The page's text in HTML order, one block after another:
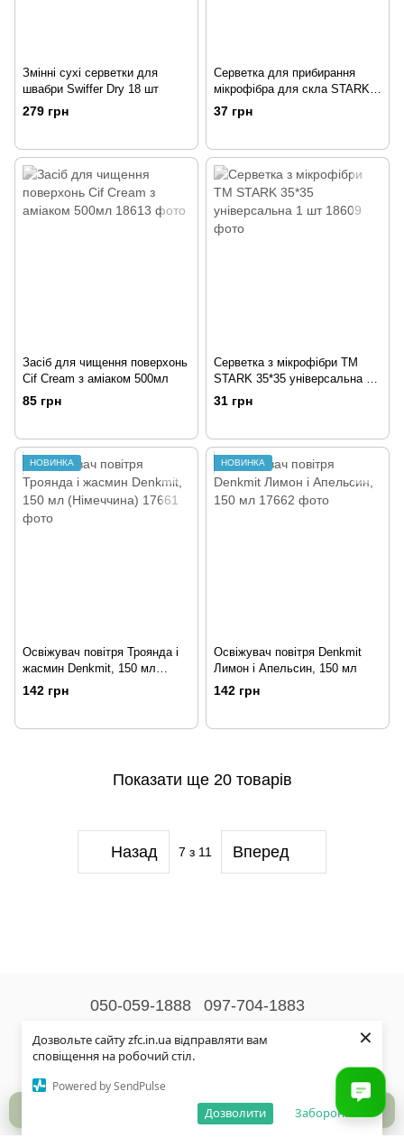
Дозвольте сайту zfc.in.ua відправляти вам
сповіщення на робочий стіл.
Powered by SendPulse
Заборонити
Дозволити
×
Змінні сухі серветки для
швабри Swiffer Dry 18 шт
279 грн
Серветка для прибирання
мікрофібра для скла STARK
35*35*1шт
37 грн
Засіб для чищення поверхонь
Cif Cream з аміаком 500мл
85 грн
Серветка з мікрофібри TM
STARK 35*35 універсальна 1
шт
31 грн
НОВИНКА
Освіжувач повітря Троянда і
жасмин Denkmit, 150 мл
(Німеччина)
142 грн
НОВИНКА
Освіжувач повітря Denkmit
Лимон і Апельсин, 150 мл
142 грн
Показати ще 20 товарів
Назад 7 з 11 Вперед
050-059-1888 097-704-1883
Контактна інформація
© 2026